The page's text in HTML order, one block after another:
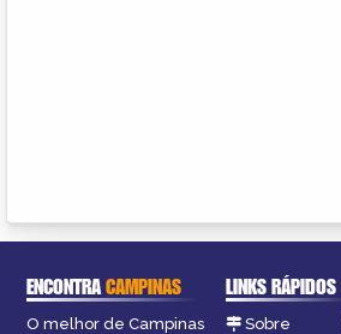
ENCONTRACAMPINAS
O melhor de Campinas
LINKS RÁPIDOS
Sobre